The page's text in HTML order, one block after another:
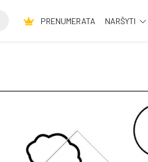
PRENUMERATA NARŠYTI